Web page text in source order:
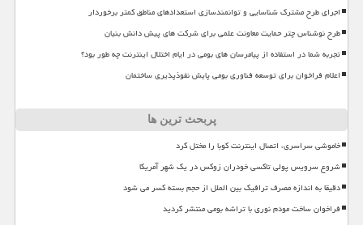
اجرای طرح مشترک شناسایی و توانمندسازی استعدادهای مناطق کمتر برخوردار
طرح نوشناس چتر حمایت معاونت علمی برای شرکت های پیش دانش بنیان
تجربه شما در استفاده از پیامرسان های بومی در ایام اختلال اینترنت چه طور بود؟
اعلام فراخوان برای توسعه فناوری بومی پایش نفوذپذیری ساختمان
پربحث ترین ها
خاموشی سراسری، اتصال اینترنت کوبا را مختل کرد
شروع سرویس پولی تاکسی خودران زوکس در یک شهر آمریکا
دقیقا به اندازه مصرف ترافیک بین الملل از حجم بسته کسر می شود
فراخوان ساخت مودم نوری با تراشه بومی منتشر گردید